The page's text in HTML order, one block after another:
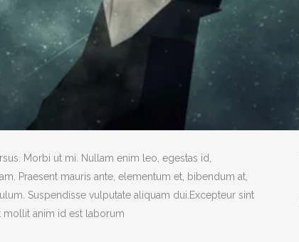
Morbi ut mi. Nullam enim leo, egestas id,
Praesent mauris ante, elementum et, bibendum at,
Suspendisse vulputate aliquam dui.Excepteur sint
mollit anim id est laborum